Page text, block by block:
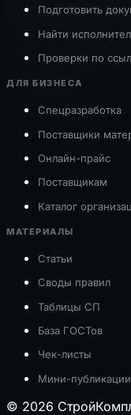
Подготовить
Найти
Проверки по
ДЛЯ БИЗНЕСА
Спецразработка
Поставщики
Онлайн-прайс
Поставщикам
Каталог
МАТЕРИАЛЫ
Статьи
Своды правил
Таблицы СП
База ГОСТов
Чек-листы
Мини-публикации
© 2026